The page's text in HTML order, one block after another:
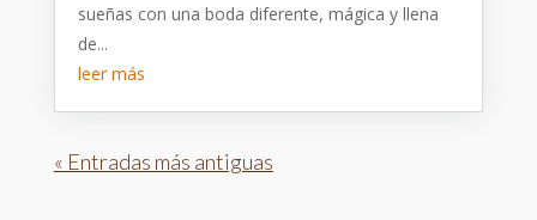
sueñas con una boda diferente, mágica y llena
de...
leer más
« Entradas más antiguas